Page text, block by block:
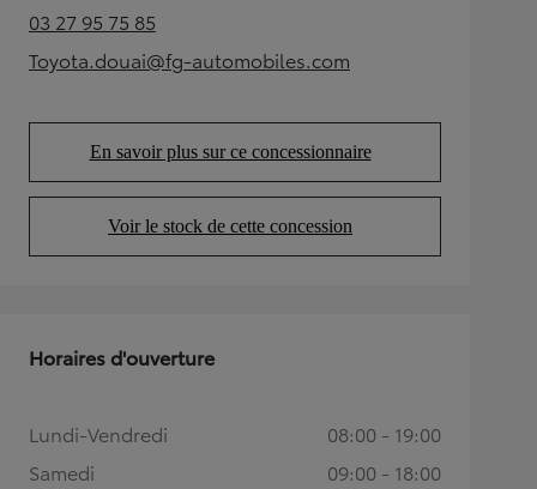
03 27 95 75 85(Opens in new tab)
Toyota.douai@fg-automobiles.com
(Opens in new tab)
En savoir plus sur ce concessionnaire
(Opens in new tab)
Voir le stock de cette concession
(Opens in new tab)
Horaires d'ouverture
Lundi-Vendredi
08:00 - 19:00
Samedi
09:00 - 18:00